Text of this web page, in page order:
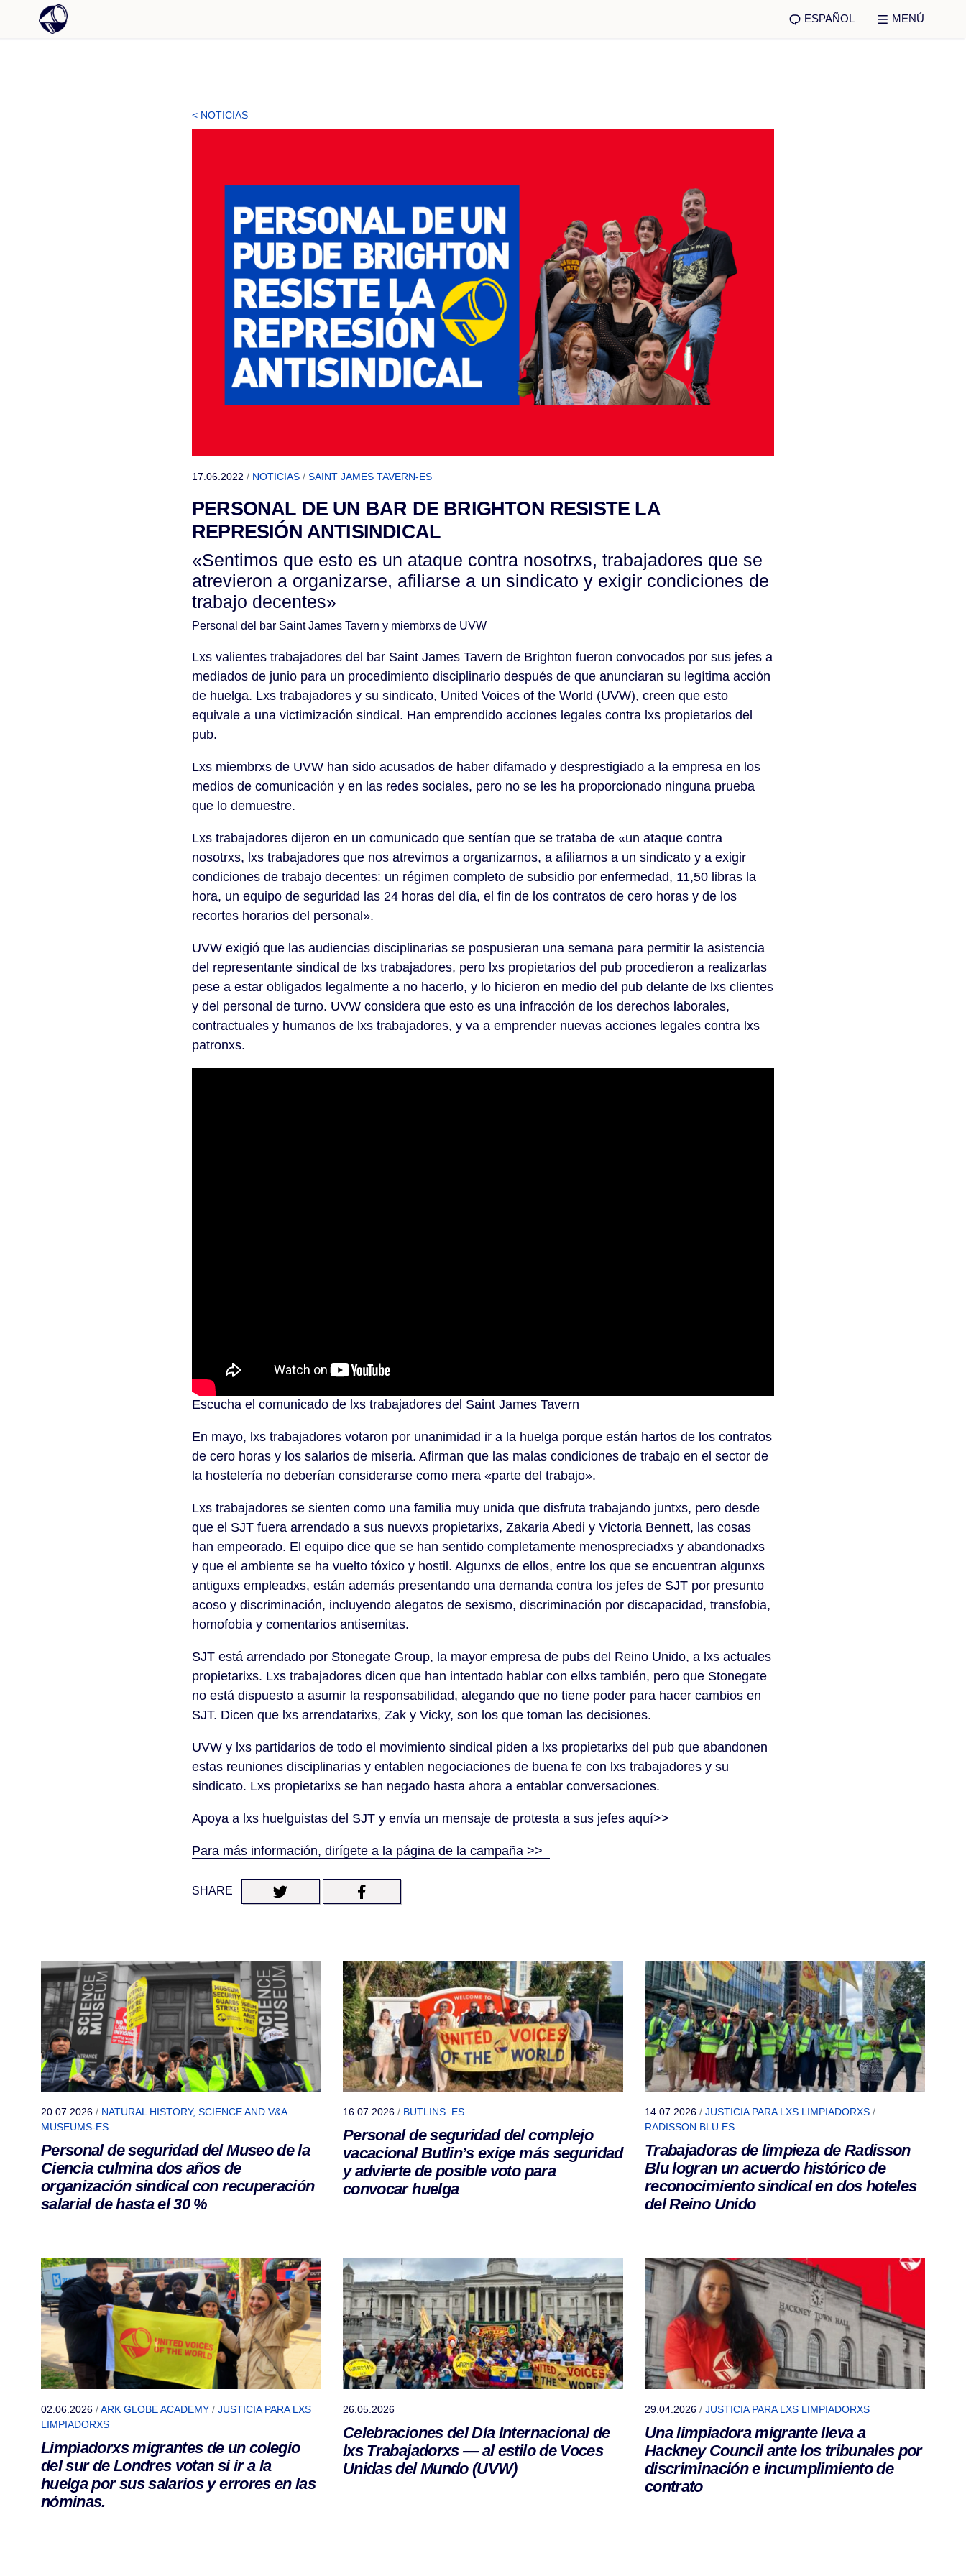
ESPAÑOL MENÚ
< NOTICIAS
17.06.2022 / NOTICIAS / SAINT JAMES TAVERN-ES
PERSONAL DE UN BAR DE BRIGHTON RESISTE LA
REPRESIÓN ANTISINDICAL
«Sentimos que esto es un ataque contra nosotrxs, trabajadores que se
atrevieron a organizarse, afiliarse a un sindicato y exigir condiciones de
trabajo decentes»
Personal del bar Saint James Tavern y miembrxs de UVW
Lxs valientes trabajadores del bar Saint James Tavern de Brighton fueron convocados por sus jefes a
mediados de junio para un procedimiento disciplinario después de que anunciaran su legítima acción
de huelga. Lxs trabajadores y su sindicato, United Voices of the World (UVW), creen que esto
equivale a una victimización sindical. Han emprendido acciones legales contra lxs propietarios del
pub.
Lxs miembrxs de UVW han sido acusados de haber difamado y desprestigiado a la empresa en los
medios de comunicación y en las redes sociales, pero no se les ha proporcionado ninguna prueba
que lo demuestre.
Lxs trabajadores dijeron en un comunicado que sentían que se trataba de «un ataque contra
nosotrxs, lxs trabajadores que nos atrevimos a organizarnos, a afiliarnos a un sindicato y a exigir
condiciones de trabajo decentes: un régimen completo de subsidio por enfermedad, 11,50 libras la
hora, un equipo de seguridad las 24 horas del día, el fin de los contratos de cero horas y de los
recortes horarios del personal».
UVW exigió que las audiencias disciplinarias se pospusieran una semana para permitir la asistencia
del representante sindical de lxs trabajadores, pero lxs propietarios del pub procedieron a realizarlas
pese a estar obligados legalmente a no hacerlo, y lo hicieron en medio del pub delante de lxs clientes
y del personal de turno. UVW considera que esto es una infracción de los derechos laborales,
contractuales y humanos de lxs trabajadores, y va a emprender nuevas acciones legales contra lxs
patronxs.
Escucha el comunicado de lxs trabajadores del Saint James Tavern
En mayo, lxs trabajadores votaron por unanimidad ir a la huelga porque están hartos de los contratos
de cero horas y los salarios de miseria. Afirman que las malas condiciones de trabajo en el sector de
la hostelería no deberían considerarse como mera «parte del trabajo».
Lxs trabajadores se sienten como una familia muy unida que disfruta trabajando juntxs, pero desde
que el SJT fuera arrendado a sus nuevxs propietarixs, Zakaria Abedi y Victoria Bennett, las cosas
han empeorado. El equipo dice que se han sentido completamente menospreciadxs y abandonadxs
y que el ambiente se ha vuelto tóxico y hostil. Algunxs de ellos, entre los que se encuentran algunxs
antiguxs empleadxs, están además presentando una demanda contra los jefes de SJT por presunto
acoso y discriminación, incluyendo alegatos de sexismo, discriminación por discapacidad, transfobia,
homofobia y comentarios antisemitas.
SJT está arrendado por Stonegate Group, la mayor empresa de pubs del Reino Unido, a lxs actuales
propietarixs. Lxs trabajadores dicen que han intentado hablar con ellxs también, pero que Stonegate
no está dispuesto a asumir la responsabilidad, alegando que no tiene poder para hacer cambios en
SJT. Dicen que lxs arrendatarixs, Zak y Vicky, son los que toman las decisiones.
UVW y lxs partidarios de todo el movimiento sindical piden a lxs propietarixs del pub que abandonen
estas reuniones disciplinarias y entablen negociaciones de buena fe con lxs trabajadores y su
sindicato. Lxs propietarixs se han negado hasta ahora a entablar conversaciones.
Apoya a lxs huelguistas del SJT y envía un mensaje de protesta a sus jefes aquí>>
Para más información, dirígete a la página de la campaña >>
SHARE
20.07.2026 / NATURAL HISTORY, SCIENCE AND V&A
MUSEUMS-ES
Personal de seguridad del Museo de la
Ciencia culmina dos años de
organización sindical con recuperación
salarial de hasta el 30 %
16.07.2026 / BUTLINS_ES
Personal de seguridad del complejo
vacacional Butlin’s exige más seguridad
y advierte de posible voto para
convocar huelga
14.07.2026 / JUSTICIA PARA LXS LIMPIADORXS /
RADISSON BLU ES
Trabajadoras de limpieza de Radisson
Blu logran un acuerdo histórico de
reconocimiento sindical en dos hoteles
del Reino Unido
02.06.2026 /ARK GLOBE ACADEMY / JUSTICIA PARA LXS
LIMPIADORXS
Limpiadorxs migrantes de un colegio
del sur de Londres votan si ir a la
huelga por sus salarios y errores en las
nóminas.
26.05.2026
Celebraciones del Día Internacional de
lxs Trabajadorxs — al estilo de Voces
Unidas del Mundo (UVW)
29.04.2026 / JUSTICIA PARA LXS LIMPIADORXS
Una limpiadora migrante lleva a
Hackney Council ante los tribunales por
discriminación e incumplimiento de
contrato